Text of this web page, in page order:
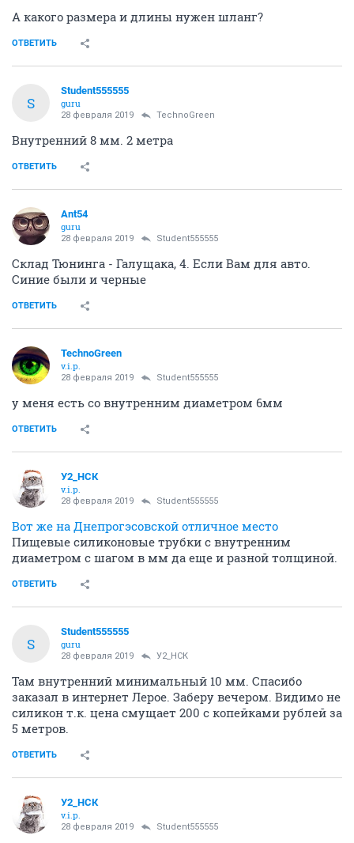
А какого размера и длины нужен шланг?
ОТВЕТИТЬ
S
Student555555
guru
28 февраля 2019 TechnoGreen
Внутренний 8 мм. 2 метра
ОТВЕТИТЬ
Ant54
guru
28 февраля 2019 Student555555
Склад Тюнинга - Галущака, 4. Если Вам для авто.
Синие были и черные
ОТВЕТИТЬ
TechnoGreen
v.i.p.
28 февраля 2019 Student555555
у меня есть со внутренним диаметром 6мм
ОТВЕТИТЬ
У2_НСК
v.i.p.
28 февраля 2019 Student555555
Вот же на Днепрогэсовской отличное место
Пищевые силиконовые трубки с внутренним
диаметром с шагом в мм да еще и разной толщиной.
ОТВЕТИТЬ
S
Student555555
guru
28 февраля 2019 У2_НСК
Там внутренний минимальный 10 мм. Спасибо
заказал в интернет Лерое. Заберу вечером. Видимо не
силикон т.к. цена смущает 200 с копейками рублей за
5 метров.
ОТВЕТИТЬ
У2_НСК
v.i.p.
28 февраля 2019 Student555555